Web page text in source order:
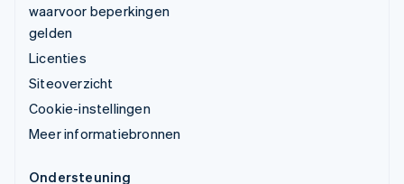
waarvoor beperkingen
gelden
Licenties
Siteoverzicht
Cookie-instellingen
Meer informatiebronnen
Ondersteuning